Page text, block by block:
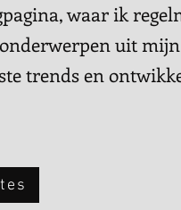
waar ik
uit
trends en